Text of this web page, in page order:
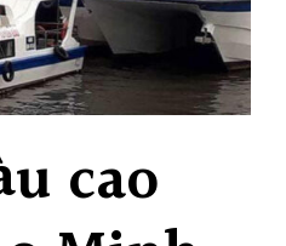
cao